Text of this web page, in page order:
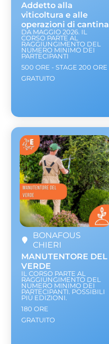
Addetto alla
viticoltura e alle
operazioni di cantina
DA MAGGIO 2026. IL
CORSO PARTE AL
RAGGIUNGIMENTO DEL
NUMERO MINIMO DEI
PARTECIPANTI
500 ORE - STAGE 200 ORE
GRATUITO
BONAFOUS
CHIERI
MANUTENTORE DEL
VERDE
IL CORSO PARTE AL
RAGGIUNGIMENTO DEL
NUMERO MINIMO DEI
PARTECIPANTI. POSSIBILI
PIÙ EDIZIONI.
180 ORE
GRATUITO